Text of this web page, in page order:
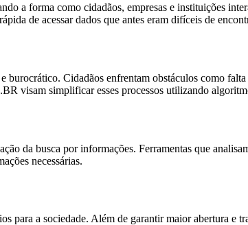
a forma como cidadãos, empresas e instituições
de acessar dados que antes eram difíceis de
burocrático. Cidadãos enfrentam obstáculos como
visam simplificar esses processos utilizando
da busca por informações. Ferramentas que
necessárias.
para a sociedade. Além de garantir maior abertura e